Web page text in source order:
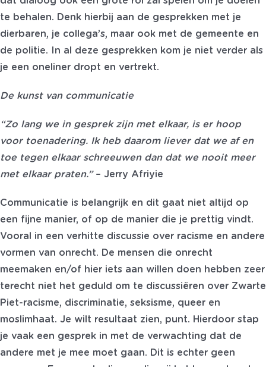
te behalen. Denk hierbij aan de gesprekken met je
dierbaren, je collega’s, maar ook met de gemeente en
de politie. In al deze gesprekken kom je niet verder als
je een oneliner dropt en vertrekt.
De kunst van communicatie
“Zo lang we in gesprek zijn met elkaar, is er hoop
voor toenadering. Ik heb daarom liever dat we af en
toe tegen elkaar schreeuwen dan dat we nooit meer
met elkaar praten.”– Jerry Afriyie
Communicatie is belangrijk en dit gaat niet altijd op
een fijne manier, of op de manier die je prettig vindt.
Vooral in een verhitte discussie over racisme en andere
vormen van onrecht. De mensen die onrecht
meemaken en/of hier iets aan willen doen hebben zeer
terecht niet het geduld om te discussiëren over Zwarte
Piet-racisme, discriminatie, seksisme, queer en
moslimhaat. Je wilt resultaat zien, punt. Hierdoor stap
je vaak een gesprek in met de verwachting dat de
andere met je mee moet gaan. Dit is echter geen